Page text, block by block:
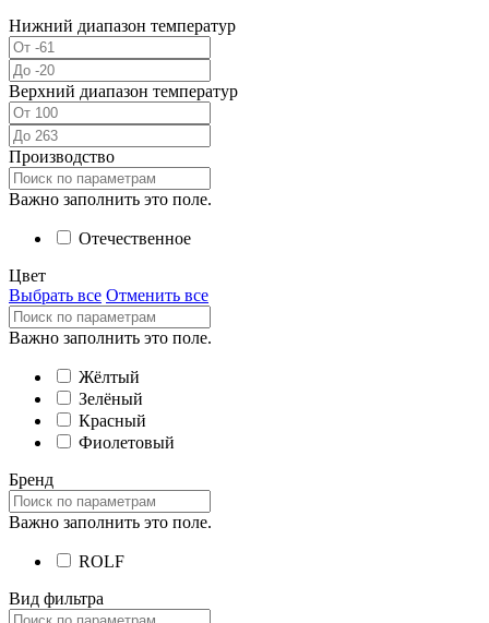
Нижний диапазон температур
Верхний диапазон температур
Производство
Важно заполнить это поле.
Отечественное
Цвет
Выбрать все Отменить все
Важно заполнить это поле.
Жёлтый
Зелёный
Красный
Фиолетовый
Бренд
Важно заполнить это поле.
ROLF
Вид фильтра